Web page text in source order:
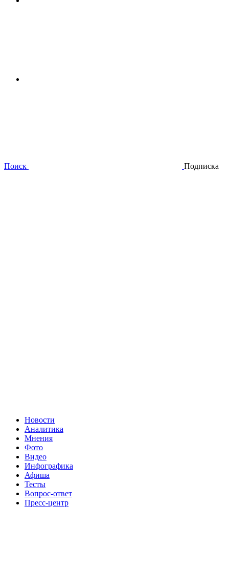
Поиск Подписка
Новости
Аналитика
Мнения
Фото
Видео
Инфографика
Афиша
Тесты
Вопрос-ответ
Пресс-центр